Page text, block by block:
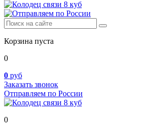
Корзина пуста
0
0 руб
Заказать звонок
Отправляем по России
0